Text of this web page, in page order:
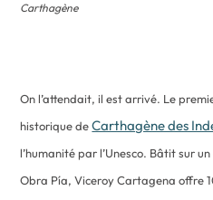
Carthagène
On l’attendait, il est arrivé. Le
historique deCarthagène des
l’humanité par l’Unesco. Bâtit sur
Obra Pía, Viceroy Cartagena offre